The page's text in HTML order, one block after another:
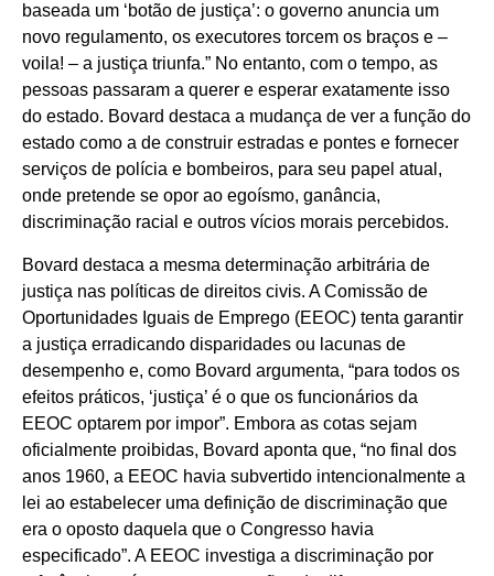
baseada um ‘botão de justiça’: o governo anuncia um
novo regulamento, os executores torcem os braços e –
voila! – a justiça triunfa.” No entanto, com o tempo, as
pessoas passaram a querer e esperar exatamente isso
do estado. Bovard destaca a mudança de ver a função do
estado como a de construir estradas e pontes e fornecer
serviços de polícia e bombeiros, para seu papel atual,
onde pretende se opor ao egoísmo, ganância,
discriminação racial e outros vícios morais percebidos.
Bovard destaca a mesma determinação arbitrária de
justiça nas políticas de direitos civis. A Comissão de
Oportunidades Iguais de Emprego (EEOC) tenta garantir
a justiça erradicando disparidades ou lacunas de
desempenho e, como Bovard argumenta, “para todos os
efeitos práticos, ‘justiça’ é o que os funcionários da
EEOC optarem por impor”. Embora as cotas sejam
oficialmente proibidas, Bovard aponta que, “no final dos
anos 1960, a EEOC havia subvertido intencionalmente a
lei ao estabelecer uma definição de discriminação que
era o oposto daquela que o Congresso havia
especificado”. A EEOC investiga a discriminação por